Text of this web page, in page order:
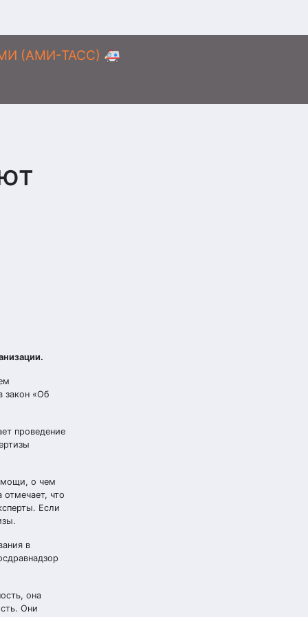
(АМИ-ТАСС) 🚑
закон «Об
проведение
о чем
что
Если
в
она
Они